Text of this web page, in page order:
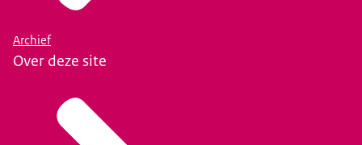
Archief
Over deze site